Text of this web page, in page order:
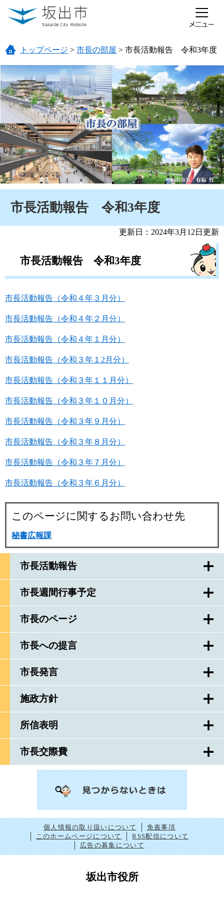
ページの先頭です。
メニューを飛ばして本文へ
トップページ > 市長の部屋 > 市長活動報告 令和3年度
市長活動報告
市長週間行事予定
市長のページ
市長への提言
市長発言
施政方針
所信表明
市長交際費
市長活動報告 令和3年度
更新日：2024年3月12日更新
市長活動報告 令和3年度
市長活動報告（令和４年３月分）
市長活動報告（令和４年２月分）
市長活動報告（令和４年１月分）
市長活動報告（令和３年１2月分）
市長活動報告（令和３年１１月分）
市長活動報告（令和３年１０月分）
市長活動報告（令和３年９月分）
市長活動報告（令和３年８月分）
市長活動報告（令和３年７月分）
市長活動報告（令和３年６月分）
このページに関するお問い合わせ先
秘書広報課
個人情報の取り扱いについて
免責事項
このホームページについて
RSS配信について
広告の募集について
坂出市役所